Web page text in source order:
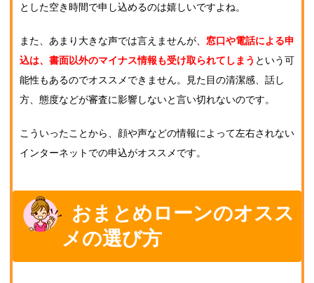
とした空き時間で申し込めるのは嬉しいですよね。
また、あまり大きな声では言えませんが、 窓口や電話による申
込は、書面以外のマイナス情報も受け取られてしまう という可
能性もあるのでオススメできません。見た目の清潔感、話し
方、態度などが審査に影響しないと言い切れないのです。
こういったことから、顔や声などの情報によって左右されない
インターネットでの申込がオススメです。
おまとめローンのオスス
メの選び方